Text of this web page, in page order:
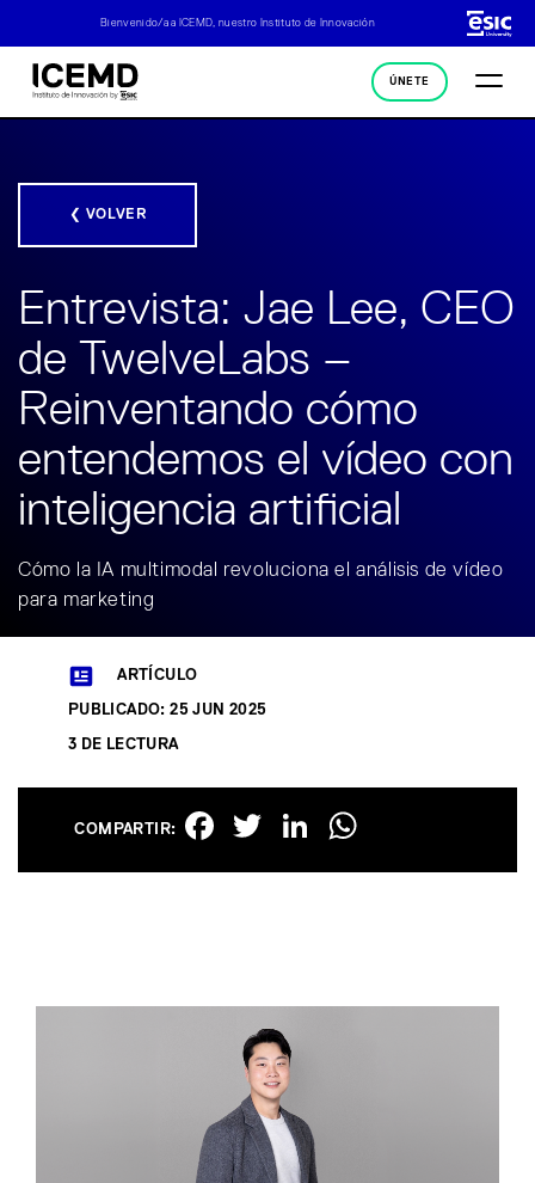
Bienvenido/a a ICEMD, nuestro Instituto de Innovación
ÚNETE
❮ VOLVER
Entrevista: Jae Lee, CEO
de TwelveLabs –
Reinventando cómo
entendemos el vídeo con
inteligencia artificial
Cómo la IA multimodal revoluciona el análisis de vídeo
para marketing
ARTÍCULO
PUBLICADO: 25 JUN 2025
3 DE LECTURA
COMPARTIR: Facebook
TwitterLinkedIn